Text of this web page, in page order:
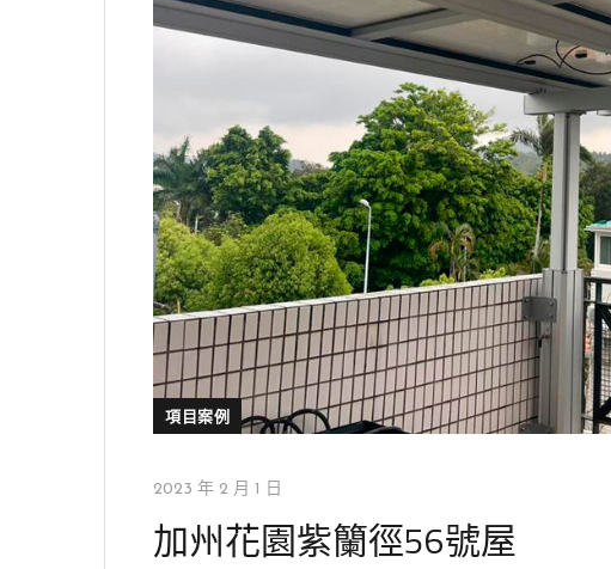
項目案例
2023 年 2 月 1 日
加州花園紫籣徑56號屋